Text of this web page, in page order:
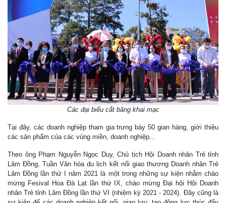
Các đại biểu cắt băng khai mạc
Tại đây, các doanh nghiệp tham gia trưng bày 50 gian hàng, giới thiệu
các sản phẩm của các vùng miền, doanh nghiệp...
Theo ông Phạm Nguyễn Ngọc Duy, Chủ tịch Hội Doanh nhân Trẻ tỉnh
Lâm Đồng, Tuần Văn hóa du lịch kết nối giao thương Doanh nhân Trẻ
Lâm Đồng lần thứ I năm 2021 là một trong những sự kiện nhằm chào
mừng Fesival Hoa Đà Lạt lần thứ IX, chào mừng Đại hội Hội Doanh
nhân Trẻ tỉnh Lâm Đồng lần thứ VI (nhiệm kỳ 2021 - 2024). Đây cũng là